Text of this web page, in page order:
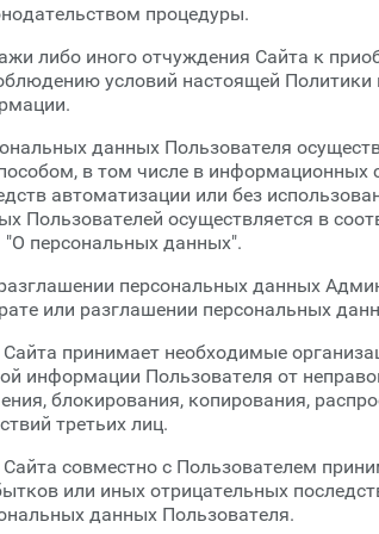
процедуры.
либо иного отчуждения Сайта к
условий настоящей
данных Пользователя
в том числе в информационных
автоматизации или без
Пользователей осуществляется в
персональных данных".
персональных данных
или разглашении персональных
принимает необходимые
информации Пользователя от
блокирования, копирования,
третьих лиц.
совместно с Пользователем
или иных отрицательных
данных Пользователя.